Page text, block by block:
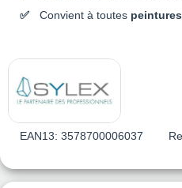
Convient à toutes
EAN13: 3578700006037